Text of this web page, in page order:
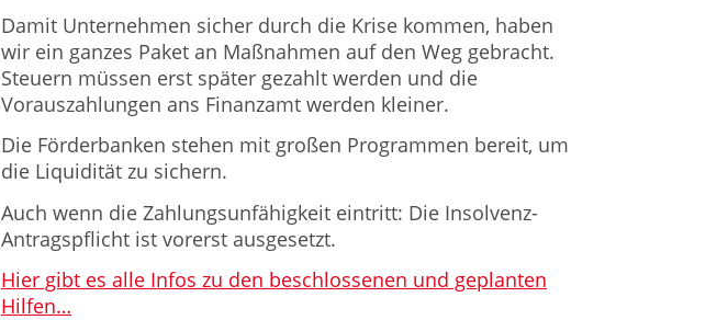
Damit Unternehmen sicher durch die Krise kommen, haben
wir ein ganzes Paket an Maßnahmen auf den Weg gebracht.
Steuern müssen erst später gezahlt werden und die
Vorauszahlungen ans Finanzamt werden kleiner.
Die Förderbanken stehen mit großen Programmen bereit, um
die Liquidität zu sichern.
Auch wenn die Zahlungsunfähigkeit eintritt: Die Insolvenz-
Antragspflicht ist vorerst ausgesetzt.
Hier gibt es alle Infos zu den beschlossenen und geplanten
Hilfen…